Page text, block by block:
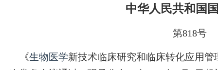
中华人民共和国
第818号
《生物医学新技术临床研究和临床转化应用管